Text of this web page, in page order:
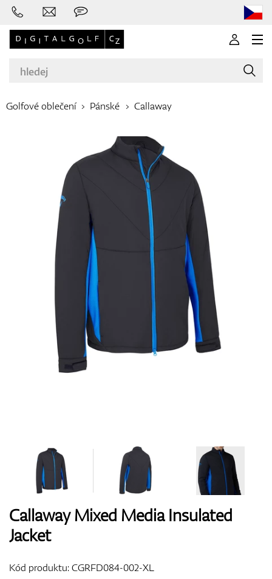
Golfové hole
Rukavice
Bagy
Golfové oblečení Pánské Callaway
Callaway Mixed Media Insulated
Jacket
Kód produktu:CGRFD084-002-XL